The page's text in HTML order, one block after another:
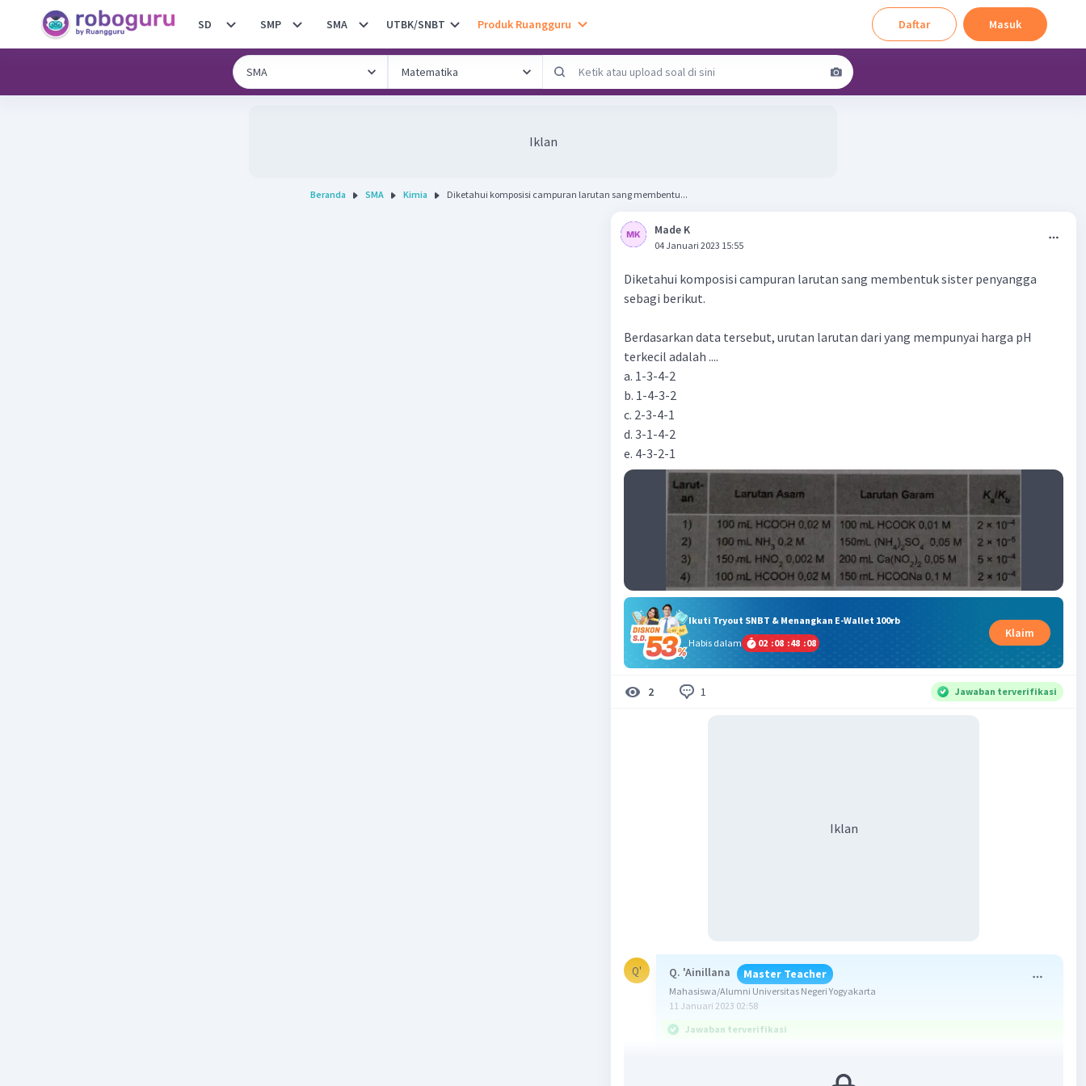
SD SMP SMA UTBK/SNBT Produk Ruangguru Daftar Masuk
Iklan
Beranda SMA Kimia Diketahui komposisi campuran larutan sang membentu...
Made K
04 Januari 2023 15:55
Diketahui komposisi campuran larutan sang membentuk sister penyangga
sebagi berikut.
Berdasarkan data tersebut, urutan larutan dari yang mempunyai harga pH
terkecil adalah ....
a. 1-3-4-2
b. 1-4-3-2
c. 2-3-4-1
d. 3-1-4-2
e. 4-3-2-1
Ikuti Tryout SNBT & Menangkan E-Wallet 100rb
Habis dalam
02 :08 :48 :07
Klaim
2 1 Jawaban terverifikasi
Iklan
Q' Q. 'Ainillana Master Teacher
Mahasiswa/Alumni Universitas Negeri Yogyakarta
11 Januari 2023 02:58
Jawaban terverifikasi